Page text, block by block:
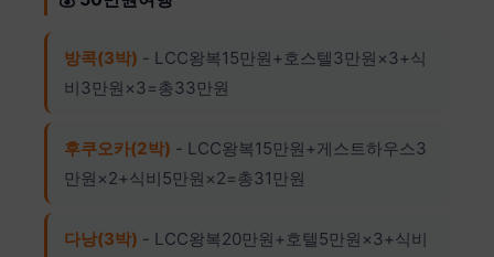
방콕(3박) - LCC왕복15만원+호스텔3만원×3+식
비3만원×3=총33만원
후쿠오카(2박) - LCC왕복15만원+게스트하우스3
만원×2+식비5만원×2=총31만원
다낭(3박) - LCC왕복20만원+호텔5만원×3+식비